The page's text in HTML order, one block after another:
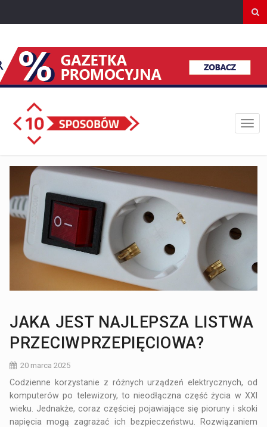
JAKA JEST NAJLEPSZA LISTWA
PRZECIWPRZEPIĘCIOWA?
20 marca 2025
Codzienne korzystanie z różnych urządzeń elektrycznych, od
komputerów po telewizory, to nieodłączna część życia w XXI
wieku. Jednakże, coraz częściej pojawiające się pioruny i skoki
napięcia mogą zagrażać ich bezpieczeństwu. Rozwiązaniem